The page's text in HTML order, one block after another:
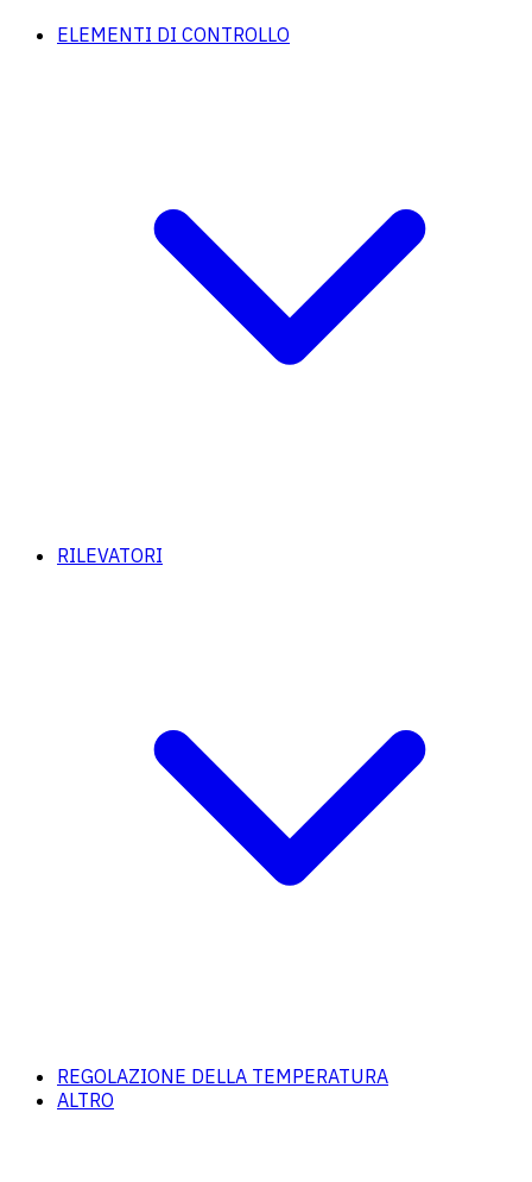
ELEMENTI DI CONTROLLO
RILEVATORI
REGOLAZIONE DELLA TEMPERATURA
ALTRO